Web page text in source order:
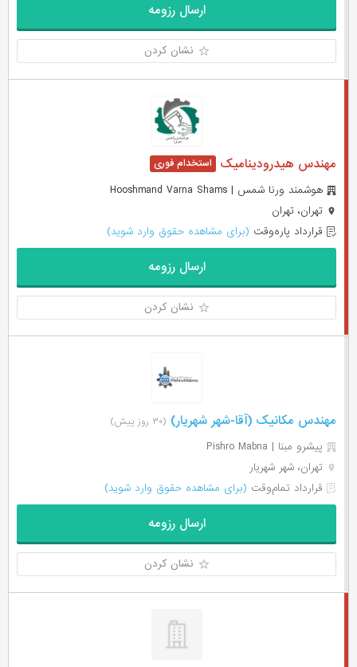
ارسال رزومه
نشان کردن
مهندس هیدرودینامیک
هوشمند ورنا شمس | Hooshmand Varna Shams
تهران، تهران
قرارداد پاره‌وقت (برای مشاهده حقوق وارد شوید)
ارسال رزومه
نشان کردن
مهندس مکانیک (آقا-شهر شهریار) (۳۰ روز پیش)
پیشرو مبنا | Pishro Mabna
تهران، شهر شهریار
قرارداد تمام‌وقت (برای مشاهده حقوق وارد شوید)
ارسال رزومه
نشان کردن